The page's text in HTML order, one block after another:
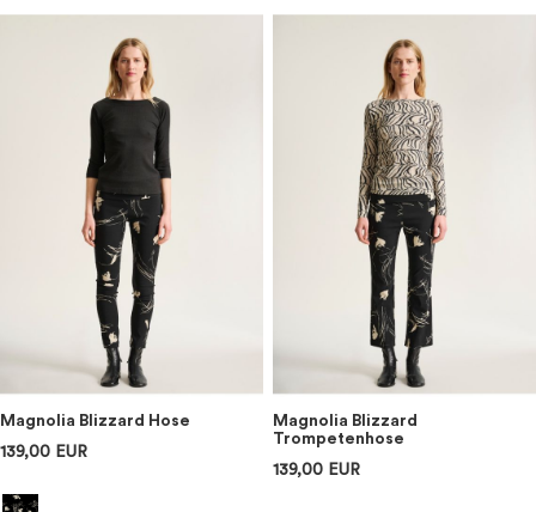
Magnolia Blizzard Hose
139,00 EUR
Magnolia Blizzard
Trompetenhose
139,00 EUR